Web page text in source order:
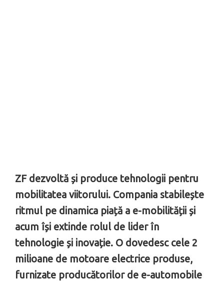
ZF dezvoltă și produce tehnologii pentru
mobilitatea viitorului. Compania stabilește
ritmul pe dinamica piață a e-mobilității și
acum își extinde rolul de lider în
tehnologie și inovație. O dovedesc cele 2
milioane de motoare electrice produse,
furnizate producătorilor de e-automobile